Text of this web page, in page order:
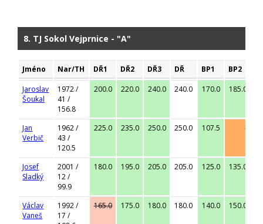
8. TJ Sokol Vejprnice - "A"
Jméno Nar/TH DŘ1 DŘ2 DŘ3 DŘ BP1 BP2
Jaroslav
Šoukal
1972 /
41 /
156.8
200.0 220.0 240.0 240.0 170.0 185.0
Jan
Verbič
1962 /
43 /
120.5
225.0 235.0 250.0 250.0 107.5 -
Josef
Sladký
2001 /
12 /
99.9
180.0 195.0 205.0 205.0 125.0 135.0
Václav
Vaneš
1992 /
17 /
165.0 175.0 180.0 180.0 140.0 150.0